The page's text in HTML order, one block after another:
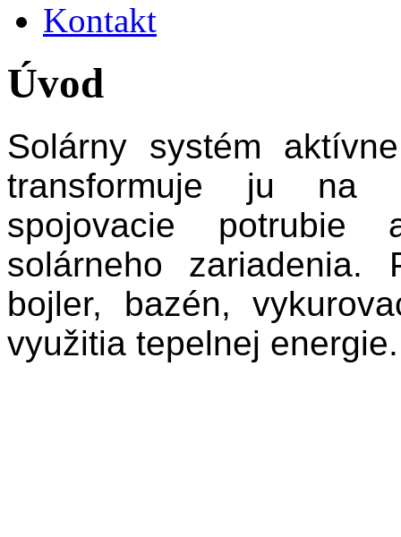
Kontakt
Úvod
Solárny systém
transformuje ju na
spojovacie
solárneho zariadenia.
bojler, bazén,
využitia tepelnej energie.